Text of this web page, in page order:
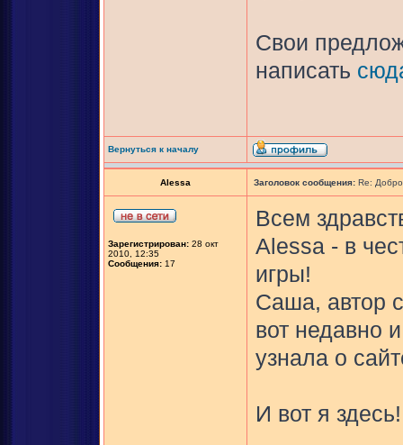
Свои
написать
Вернуться к началу
Alessa Заголовок сообщения: Re:
Зарегистрирован: 28 окт
2010, 12:35
Сообщения: 17
Всем
Alessa - в
игры!
Саша, автор
вот недавно
узнала о
И вот я здесь!